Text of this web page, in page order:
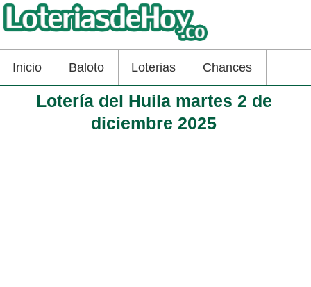
Inicio Baloto Loterias Chances
Lotería del Huila martes 2 de
diciembre 2025